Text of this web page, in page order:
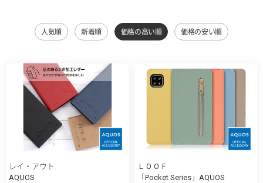
人気順 新着順 価格の高い順 価格の安い順
レイ・アウト
AQUOS
ＬＯＯＦ
「Pocket Series」AQUOS